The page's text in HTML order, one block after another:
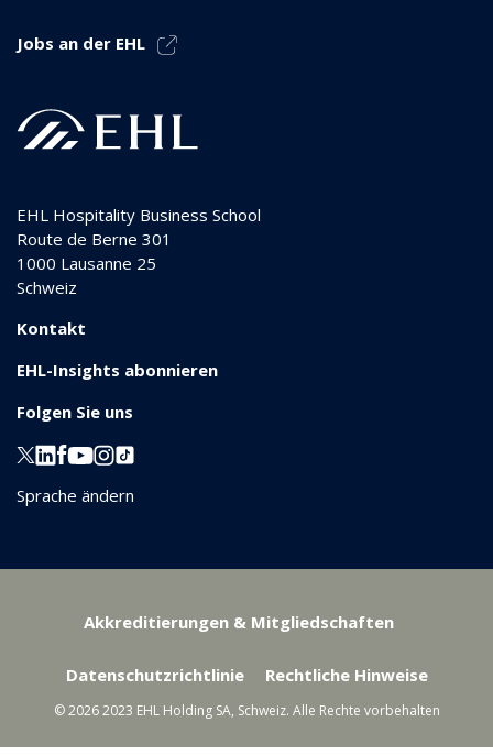
Jobs an der EHL
EHL Hospitality Business School
Route de Berne 301
1000 Lausanne 25
Schweiz
Kontakt
EHL-Insights abonnieren
Folgen Sie uns
Sprache ändern
Akkreditierungen & Mitgliedschaften
Datenschutzrichtlinie Rechtliche Hinweise
© 2026 2023 EHL Holding SA, Schweiz. Alle Rechte vorbehalten